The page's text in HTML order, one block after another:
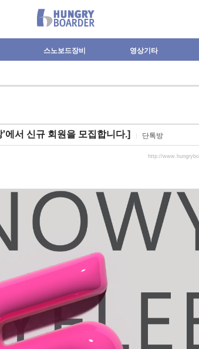
스노보드장비 영상기타
에서 신규 회원을 모집합니다.] 단톡방
http://